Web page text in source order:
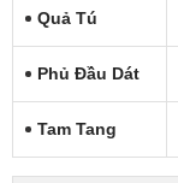
Quả Tú
Phủ Đầu Dát
Tam Tang